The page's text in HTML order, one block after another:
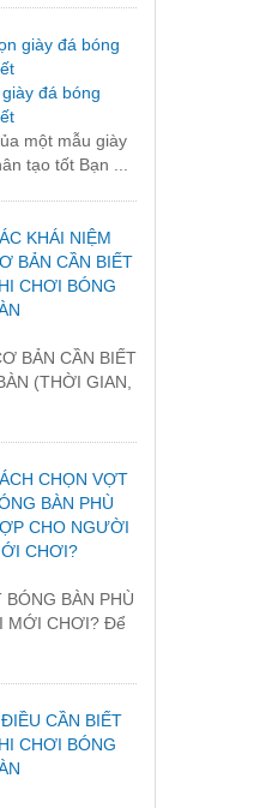
đá bóng
một mẫu giày
tạo tốt Bạn ...
KHÁI NIỆM
BẢN CẦN BIẾT
CHƠI BÓNG
BẢN CẦN BIẾT
(THỜI GIAN,
CHỌN VỢT
BÀN PHÙ
CHO NGƯỜI
CHƠI?
BÀN PHÙ
MỚI CHƠI? Để
CẦN BIẾT
CHƠI BÓNG